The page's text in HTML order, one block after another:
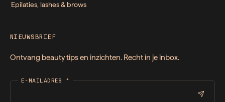
Epilaties, lashes & brows
NIEUWSBRIEF
Ontvang beauty tips en inzichten. Recht in je inbox.
E-MAILADRES *